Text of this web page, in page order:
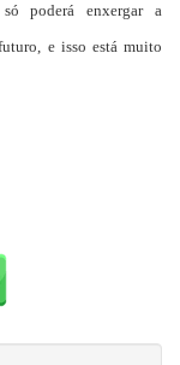
poderá enxergar a
e isso está muito